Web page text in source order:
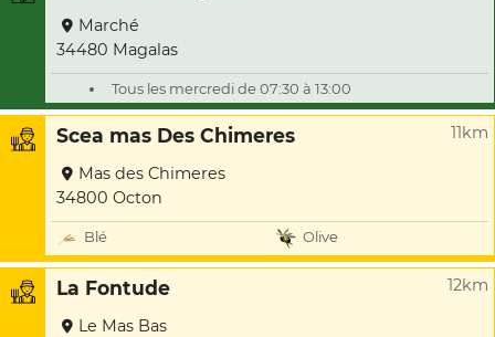
Marché
34480 Magalas
Tous les mercredi de 07:30 à 13:00
Scea mas Des Chimeres 11km
Mas des Chimeres
34800 Octon
Blé Olive
La Fontude 12km
Le Mas Bas